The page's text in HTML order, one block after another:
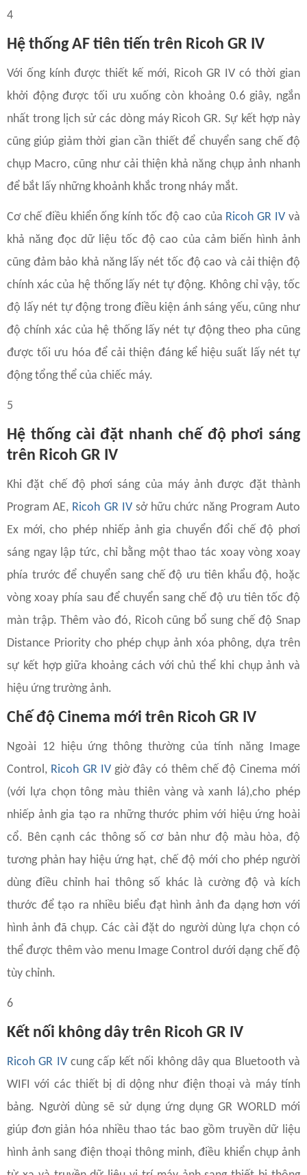
4
Hệ thống AF tiên tiến trên Ricoh GR IV
Với ống kính được thiết kế mới, Ricoh GR IV có thời gian
khởi động được tối ưu xuống còn khoảng 0.6 giây, ngắn
nhất trong lịch sử các dòng máy Ricoh GR. Sự kết hợp này
cũng giúp giảm thời gian cần thiết để chuyển sang chế độ
chụp Macro, cũng như cải thiện khả năng chụp ảnh nhanh
để bắt lấy những khoảnh khắc trong nháy mắt.
Cơ chế điều khiển ống kính tốc độ cao của Ricoh GR IV và
khả năng đọc dữ liệu tốc độ cao của cảm biến hình ảnh
cũng đảm bảo khả năng lấy nét tốc độ cao và cải thiện độ
chính xác của hệ thống lấy nét tự động. Không chỉ vậy, tốc
độ lấy nét tự động trong điều kiện ánh sáng yếu, cũng như
độ chính xác của hệ thống lấy nét tự động theo pha cũng
được tối ưu hóa để cải thiện đáng kể hiệu suất lấy nét tự
động tổng thể của chiếc máy.
5
Hệ thống cài đặt nhanh chế độ phơi sáng
trên Ricoh GR IV
Khi đặt chế độ phơi sáng của máy ảnh được đặt thành
Program AE, Ricoh GR IVsở hữu chức năng Program Auto
Ex mới, cho phép nhiếp ảnh gia chuyển đổi chế độ phơi
sáng ngay lập tức, chỉ bằng một thao tác xoay vòng xoay
phía trước để chuyển sang chế độ ưu tiên khẩu độ, hoặc
vòng xoay phía sau để chuyển sang chế độ ưu tiên tốc độ
màn trập. Thêm vào đó, Ricoh cũng bổ sung chế độ Snap
Distance Priority cho phép chụp ảnh xóa phông, dựa trên
sự kết hợp giữa khoảng cách với chủ thể khi chụp ảnh và
hiệu ứng trường ảnh.
Chế độ Cinema mới trên Ricoh GR IV
Ngoài 12 hiệu ứng thông thường của tính năng Image
Control, Ricoh GR IVgiờ đây có thêm chế độ Cinema mới
(với lựa chọn tông màu thiên vàng và xanh lá),cho phép
nhiếp ảnh gia tạo ra những thước phim với hiệu ứng hoài
cổ. Bên cạnh các thông số cơ bản như độ màu hòa, độ
tương phản hay hiệu ứng hạt, chế độ mới cho phép người
dùng điều chỉnh hai thông số khác là cường độ và kích
thước để tạo ra nhiều biểu đạt hình ảnh đa dạng hơn với
hình ảnh đã chụp. Các cài đặt do người dùng lựa chọn có
thể được thêm vào menu Image Control dưới dạng chế độ
tùy chỉnh.
6
Kết nối không dây trên Ricoh GR IV
Ricoh GR IVcung cấp kết nối không dây qua Bluetooth và
WIFI với các thiết bị di dộng như điện thoại và máy tính
bảng. Người dùng sẽ sử dụng ứng dụng GR WORLD mới
giúp đơn giản hóa nhiều thao tác bao gồm truyền dữ liệu
hình ảnh sang điện thoại thông minh, điều khiển chụp ảnh